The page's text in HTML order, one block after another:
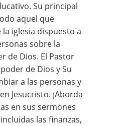
Su principal
aquel que
la iglesia dispuesto a
sobre la
de Dios. El Pastor
de Dios y Su
a las personas y
Jesucristo. ¡Aborda
en sus sermones
las finanzas,